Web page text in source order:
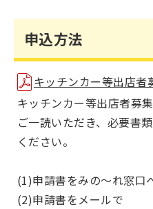
申込方法
キッチンカー等出店
キッチンカー等出店者募
ご一読いただき、必要書
ください。
(1)申請書をみの～れ窓口
(2)申請書をメールで